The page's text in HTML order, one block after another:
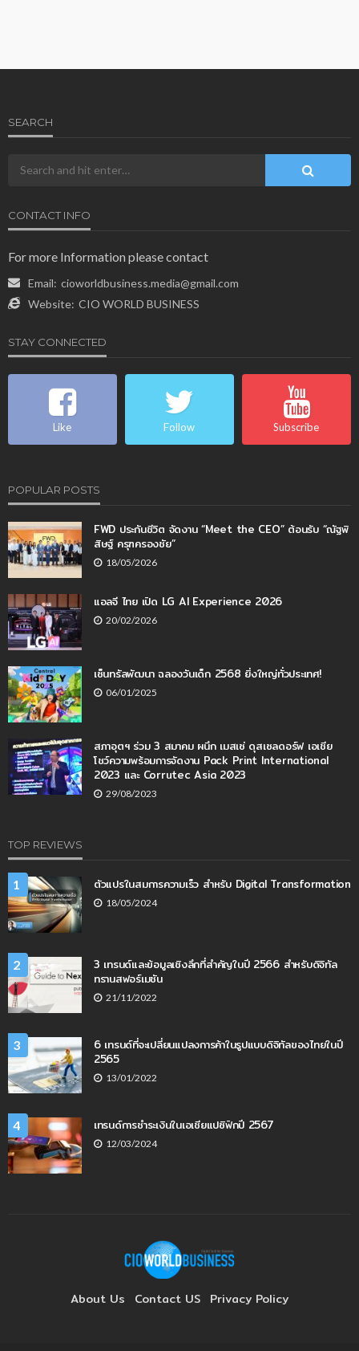
SEARCH
CONTACT INFO
For more Information please contact
Email: cioworldbusiness.media@gmail.com
Website: CIO WORLD BUSINESS
STAY CONNECTED
Like Follow Subscribe
POPULAR POSTS
FWD ประกันชีวิต จัดงาน “Meet the CEO” ต้อนรับ “ณัฐพิ
สิษฐ์ ครุฑครองชัย”
18/05/2026
แอลจี ไทย เปิด LG AI Experience 2026
20/02/2026
เซ็นทรัลพัฒนา ฉลองวันเด็ก 2568 ยิ่งใหญ่ทั่วประเทศ!
06/01/2025
สภาอุตฯ ร่วม 3 สมาคม ผนึก เมสเซ่ ดุสเซลดอร์ฟ เอเชีย
โชว์ความพร้อมการจัดงาน Pack Print International
2023 และ Corrutec Asia 2023
29/08/2023
TOP REVIEWS
1 ตัวแปรในสมการความเร็ว สำหรับ Digital Transformation
18/05/2024
2
3 เทรนด์และข้อมูลเชิงลึกที่สำคัญในปี 2566 สำหรับดิจิทัล
ทรานสฟอร์เมชัน
21/11/2022
3
6 เทรนด์ที่จะเปลี่ยนแปลงการค้าในรูปแบบดิจิทัลของไทยในปี
2565
13/01/2022
4 เทรนด์การชำระเงินในเอเชียแปซิฟิกปี 2567
12/03/2024
About Us Contact US Privacy Policy